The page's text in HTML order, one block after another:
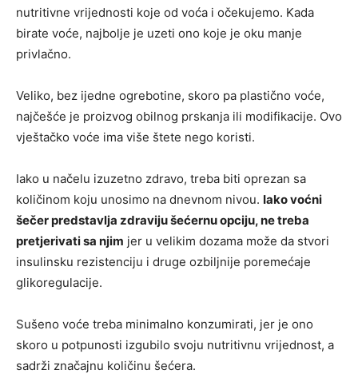
nutritivne vrijednosti koje od voća i očekujemo. Kada
birate voće, najbolje je uzeti ono koje je oku manje
privlačno.
Veliko, bez ijedne ogrebotine, skoro pa plastično voće,
najčešće je proizvog obilnog prskanja ili modifikacije. Ovo
vještačko voće ima više štete nego koristi.
Iako u načelu izuzetno zdravo, treba biti oprezan sa
količinom koju unosimo na dnevnom nivou. Iako voćni
šečer predstavlja zdraviju šećernu opciju, ne treba
pretjerivati sa njim jer u velikim dozama može da stvori
insulinsku rezistenciju i druge ozbiljnije poremećaje
glikoregulacije.
Sušeno voće treba minimalno konzumirati, jer je ono
skoro u potpunosti izgubilo svoju nutritivnu vrijednost, a
sadrži značajnu količinu šećera.